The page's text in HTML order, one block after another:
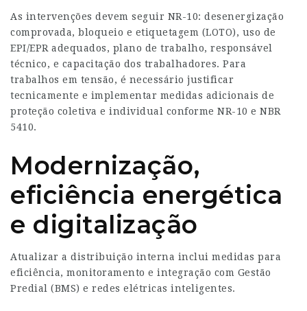
As intervenções devem seguir NR-10: desenergização
comprovada, bloqueio e etiquetagem (LOTO), uso de
EPI/EPR adequados, plano de trabalho, responsável
técnico, e capacitação dos trabalhadores. Para
trabalhos em tensão, é necessário justificar
tecnicamente e implementar medidas adicionais de
proteção coletiva e individual conforme NR-10 e NBR
5410.
Modernização,
eficiência energética
e digitalização
Atualizar a distribuição interna inclui medidas para
eficiência, monitoramento e integração com Gestão
Predial (BMS) e redes elétricas inteligentes.